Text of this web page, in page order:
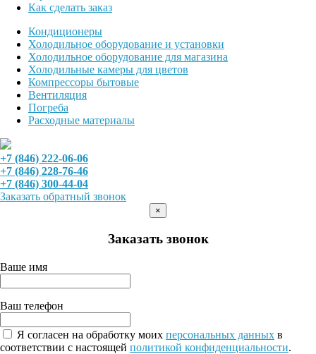
Как сделать заказ
Кондиционеры
Холодильное оборудование и установки
Холодильное оборудование для магазина
Холодильные камеры для цветов
Компрессоры бытовые
Вентиляция
Погреба
Расходные материалы
+7 (846) 222-06-06
+7 (846) 228-76-46
+7 (846) 300-44-04
Заказать обратный звонок
×
Заказать звонок
Ваше имя
Ваш телефон
Я согласен на обработку моих персональных данных в
соответствии с настоящей политикой конфиденциальности.